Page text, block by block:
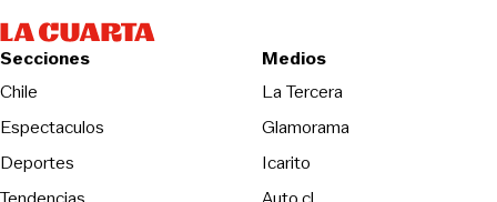
Secciones
Chile
Espectaculos
Deportes
Medios
La TerceraOpens in new
Glamorama
Icarito